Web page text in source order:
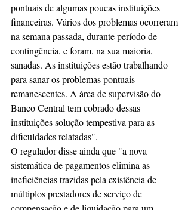
pontuais de algumas poucas instituições
financeiras. Vários dos problemas ocorreram
na semana passada, durante período de
contingência, e foram, na sua maioria,
sanadas. As instituições estão trabalhando
para sanar os problemas pontuais
remanescentes. A área de supervisão do
Banco Central tem cobrado dessas
instituições solução tempestiva para as
dificuldades relatadas".
O regulador disse ainda que "a nova
sistemática de pagamentos elimina as
ineficiências trazidas pela existência de
múltiplos prestadores de serviço de